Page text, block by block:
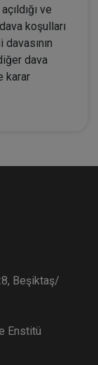
ve
koşulları
dava
karar
Beşiktaş/
Enstitü